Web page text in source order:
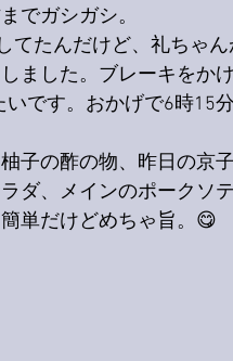
でガシガシ。
てたんだけど、礼ちゃ
ました。ブレーキをか
いです。おかげで6時15
子の酢の物、昨日の京
ダ、メインのポークソ
単だけどめちゃ旨。😋